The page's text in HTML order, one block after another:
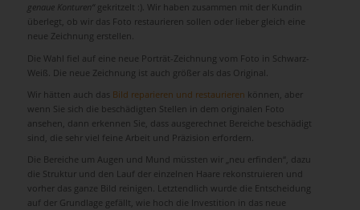
genaue Konturen“gekritzelt :). Wir haben zusammen mit der Kundin
überlegt, ob wir das Foto restaurieren sollen oder lieber gleich eine
neue Zeichnung erstellen.
Die Wahl fiel auf eine neue Porträt-Zeichnung vom Foto in Schwarz-
Weiß. Die neue Zeichnung ist auch größer als das Original.
Wir hätten auch das Bild reparieren und restaurieren können, aber
wenn Sie sich die beschädigten Stellen in dem originalen Foto
ansehen, dann erkennen Sie, dass ausgerechnet Bereiche beschädigt
sind, die sehr viel feine Arbeit und Präzision erfordern.
Die Bereiche um Augen und Mund müssten wir „neu erfinden“, dazu
die Struktur und den Lauf der einzelnen Haare rekonstruieren und
vorher das ganze Bild reinigen. Letztendlich wurde die Entscheidung
auf der Grundlage gefällt, wie hoch die Investition in das neue